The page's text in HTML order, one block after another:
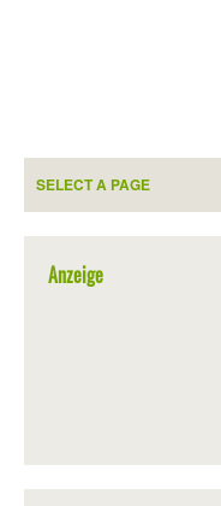
Anzeige